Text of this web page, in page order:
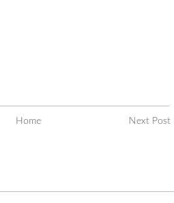
Home Next Post